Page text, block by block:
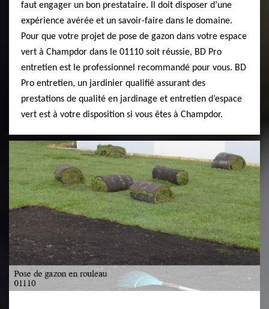
faut engager un bon prestataire. Il doit disposer d’une
expérience avérée et un savoir-faire dans le domaine.
Pour que votre projet de pose de gazon dans votre espace
vert à Champdor dans le 01110 soit réussie, BD Pro
entretien est le professionnel recommandé pour vous. BD
Pro entretien, un jardinier qualifié assurant des
prestations de qualité en jardinage et entretien d’espace
vert est à votre disposition si vous êtes à Champdor.